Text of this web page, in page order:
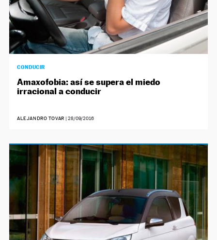
CONDUCIR
Amaxofobia: así se supera el miedo
irracional a conducir
ALEJANDRO TOVAR |28/09/2016